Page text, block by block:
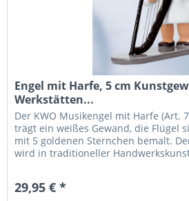
Engel mit Harfe, 5 cm
Werkstätten...
Der KWO Musikengel mit Harfe (Art.
trägt ein weißes Gewand, die Flügel
mit 5 goldenen Sternchen bemalt.
wird in traditioneller
29,95 € *